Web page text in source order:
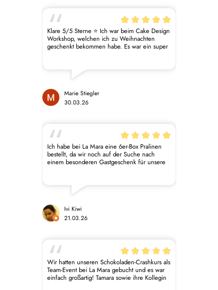
Klare 5/5 Sterne ⭐️ Ich war beim Cake Design
Workshop, welchen ich zu Weihnachten
geschenkt bekommen habe. Es war ein super
schöner Nachmittag mit vielen praktischen
die Torte nachgebacken und es hat prima
funktioniert. 🥳 Tamara & Fiona haben den
letzter Kurs bei euch. 🥰
Marie Stiegler
30.03.26
Ich habe bei La Mara eine 6er-Box Pralinen
bestellt, da wir noch auf der Suche nach
einem besonderen Gastgeschenk für unsere
Hochzeit sind und ich bin absolut begeistert!
aus, sondern schmecken auch unglaublich
lecker und hochwertig. Jede Sorte war ein
wie viel Liebe und Qualität dahintersteckt. Für
uns steht jetzt fest: Wir werden definitiv für
unsere Hochzeit bei La Mara bestellen. Eine
Ivi Kiwi
21.03.26
Wir hatten unseren Schokoladen‑Crashkurs als
Team‑Event bei La Mara gebucht und es war
einfach großartig! Tamara sowie ihre Kollegin
haben uns mit viel Begeisterung und